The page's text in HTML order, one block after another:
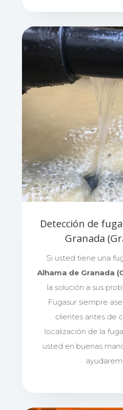
Detección de
Granada
Si usted tiene una
Alhama de Granada
la solución a sus
Fugasur siempre
clientes antes de
localización de la
usted en buenas